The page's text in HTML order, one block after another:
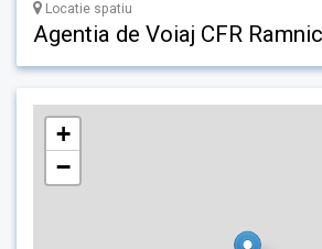
Locatie spatiu
Agentia de Voiaj CFR
+
−